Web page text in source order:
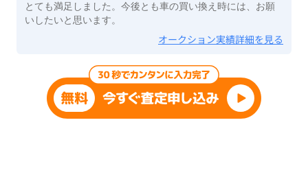
とても満足しました。今後とも車の買い換え時には、お願
いしたいと思います。
オークション実績詳細を見る